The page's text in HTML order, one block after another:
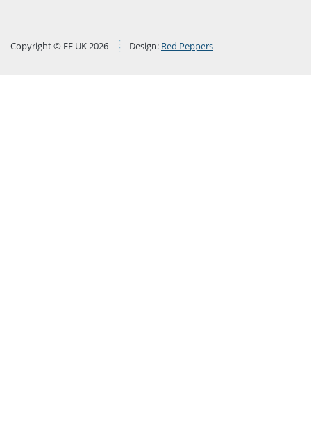
Copyright © FF UK 2026 Design: Red Peppers